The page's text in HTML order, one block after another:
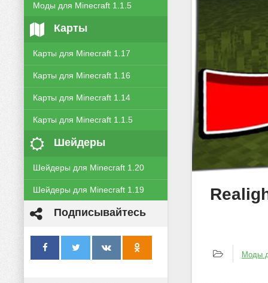
Моды для Minecraft 1.1.5
Карты
Карты для Minecraft 1.17
Карты для Minecraft 1.16
Карты для Minecraft 1.14
Карты для Minecraft 1.1.5
Шейдеры
Шейдеры для Minecraft 1.20
Шейдеры для Minecraft 1.19
Подписывайтесь
Моды